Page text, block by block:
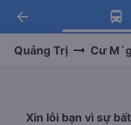
Tải
Nhận ưu
Tải app
-30k/ghế
arrow_back
Quảng Trị Cư
Xin lỗi bạn vì sự